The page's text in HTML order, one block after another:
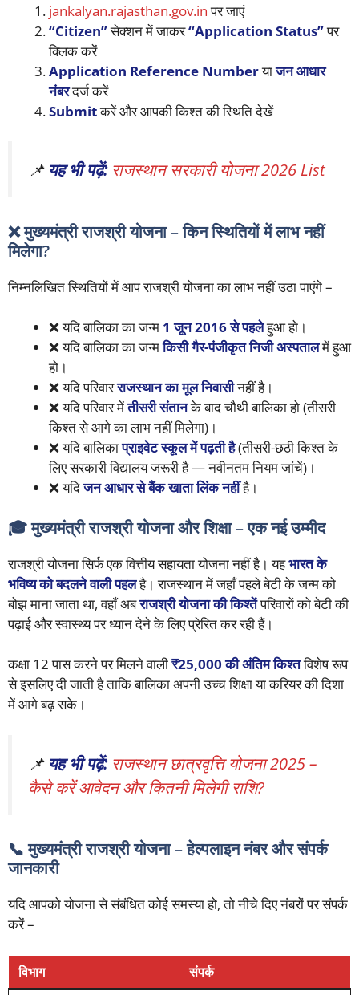
jankalyan.rajasthan.gov.inपर जाएं
“Citizen”सेक्शन में जाकर“Application Status”पर
क्लिक करें
Application Reference Numberयाजन आधार
नंबरदर्ज करें
Submitकरें और आपकी किश्त की स्थिति देखें
📌 यह भी पढ़ें: राजस्थान सरकारी योजना 2026 List
❌ मुख्यमंत्री राजश्री योजना – किन स्थितियों में लाभ नहीं
मिलेगा?
निम्नलिखित स्थितियों में आप राजश्री योजना का लाभ नहीं उठा पाएंगे –
❌ यदि बालिका का जन्म 1 जून 2016 से पहलेहुआ हो।
❌ यदि बालिका का जन्मकिसी गैर-पंजीकृत निजी अस्पतालमें हुआ
हो।
❌ यदि परिवारराजस्थान का मूल निवासीनहीं है।
❌ यदि परिवार मेंतीसरी संतानके बाद चौथी बालिका हो (तीसरी
किश्त से आगे का लाभ नहीं मिलेगा)।
❌ यदि बालिकाप्राइवेट स्कूल में पढ़ती है(तीसरी-छठी किश्त के
लिए सरकारी विद्यालय जरूरी है — नवीनतम नियम जांचें)।
❌ यदिजन आधार से बैंक खाता लिंक नहींहै।
🎓 मुख्यमंत्री राजश्री योजना और शिक्षा – एक नई उम्मीद
राजश्री योजना सिर्फ एक वित्तीय सहायता योजना नहीं है। यहभारत के
भविष्य को बदलने वाली पहलहै। राजस्थान में जहाँ पहले बेटी के जन्म को
बोझ माना जाता था, वहाँ अबराजश्री योजना की किश्तेंपरिवारों को बेटी की
पढ़ाई और स्वास्थ्य पर ध्यान देने के लिए प्रेरित कर रही हैं।
कक्षा 12 पास करने पर मिलने वाली₹25,000 की अंतिम किश्तविशेष रूप
से इसलिए दी जाती है ताकि बालिका अपनी उच्च शिक्षा या करियर की दिशा
में आगे बढ़ सके।
📌 यह भी पढ़ें: राजस्थान छात्रवृत्ति योजना 2025 –
कैसे करें आवेदन और कितनी मिलेगी राशि?
📞 मुख्यमंत्री राजश्री योजना – हेल्पलाइन नंबर और संपर्क
जानकारी
यदि आपको योजना से संबंधित कोई समस्या हो, तो नीचे दिए नंबरों पर संपर्क
करें –
विभाग
संपर्क